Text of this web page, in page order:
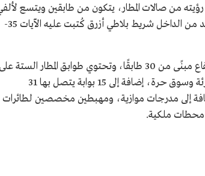
من صالات المطار، يتكون من طابقين ويتسع
مُصلٍ، ويمكن الوصول له من تسعة مداخل، ويحيط بقبة المسجد من الداخل شريط بلاطي أزرق كُتبت عليه الآيات 35-
يحتوي المطار على برج تحكم ارتفاعه نحو 85.5م، أي ما يعادل ارتفاع مبنًى من 30 طابقًا، وتحتوي طوابق المطار الستة على
مرافق متعددة لخدمة المسافرين من مطاعم ومحلات بيع بالتجزئة وسوق حرة، إضافة إلى 15 بوابة يتصل بها 31
للطائرات بطول 4 آلاف م وعرض 60م، إضافة إلى مدرجات موازية، ومهبطين مخصصين لطائرات